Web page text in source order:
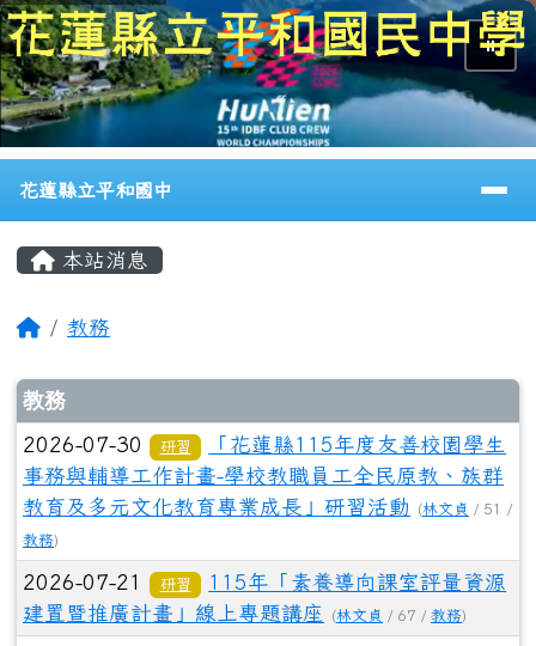
跳至主內容區
花蓮縣立平和國中
⏸
導覽列
花蓮縣立平和國中
本站消息
回首頁
教務
文章列表
教務
2026-07-30 研習
「花蓮縣115年度友善校園學生
事務與輔導工作計畫-學校教職員工全民原教、族群
教育及多元文化教育專業成長」研習活動
(林文貞 / 51 /
教務)
2026-07-21 研習
115年「素養導向課室評量資源
建置暨推廣計畫」線上專題講座
(林文貞 / 67 / 教務)